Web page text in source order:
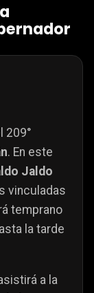
209°
. En este
Jaldo
vinculadas
temprano
la tarde
a la